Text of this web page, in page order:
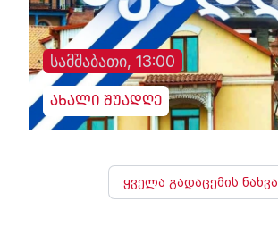
სამშაბათი, 13:00
ახალი შუადღე
ყველა გადაცემის ნახვა